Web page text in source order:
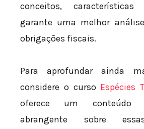
conceitos,
garante uma melhor
obrigações fiscais.
Para aprofundar ainda
considere o curso Espécies
oferece um conteúdo
abrangente sobre